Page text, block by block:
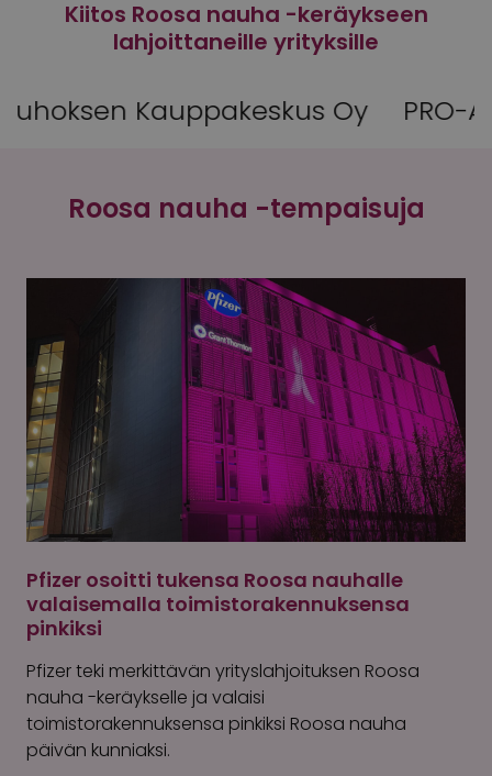
Kiitos Roosa nauha -keräykseen
lahjoittaneille yrityksille
Oy PRO-AQUA Suomi
Roosa nauha -tempaisuja
Pfizer osoitti tukensa Roosa nauhalle
valaisemalla toimistorakennuksensa
pinkiksi
Pfizer teki merkittävän yrityslahjoituksen Roosa
nauha -keräykselle ja valaisi
toimistorakennuksensa pinkiksi Roosa nauha
päivän kunniaksi.